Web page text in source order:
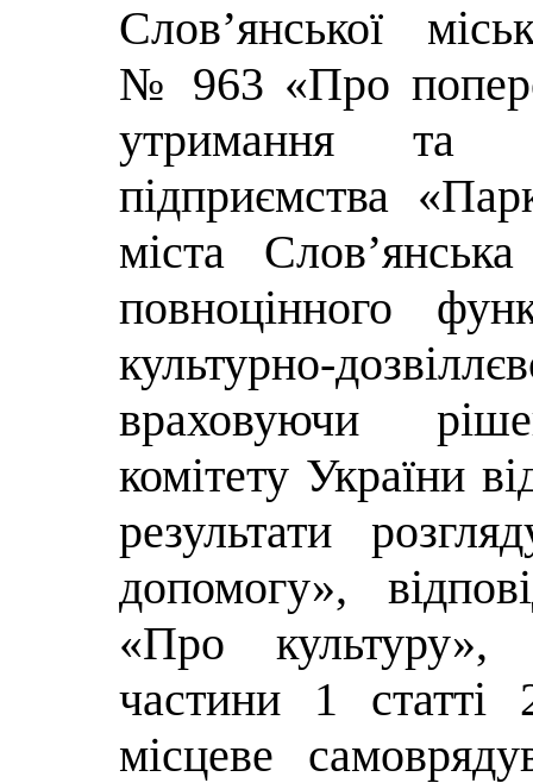
Слов’янської
№ 963 «Про
утримання та
підприємства
міста
повноцінного
культурно-
враховуючи
комітету України
результати
допомогу»,
«Про
частини 1
місцеве